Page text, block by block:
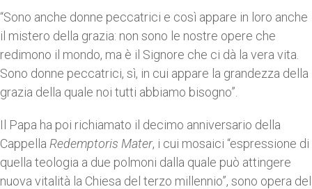
“Sono anche donne peccatrici e così appare in loro anche
il mistero della grazia: non sono le nostre opere che
redimono il mondo, ma è il Signore che ci dà la vera vita.
Sono donne peccatrici, sì, in cui appare la grandezza della
grazia della quale noi tutti abbiamo bisogno”.
Il Papa ha poi richiamato il decimo anniversario della
Cappella Redemptoris Mater, i cui mosaici “espressione di
quella teologia a due polmoni dalla quale può attingere
nuova vitalità la Chiesa del terzo millennio”, sono opera del